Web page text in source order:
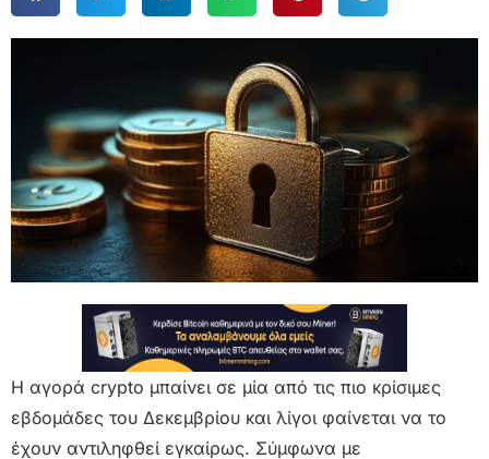
Η αγορά crypto μπαίνει σε μία από τις πιο κρίσιμες
εβδομάδες του Δεκεμβρίου και λίγοι φαίνεται να το
έχουν αντιληφθεί εγκαίρως. Σύμφωνα με